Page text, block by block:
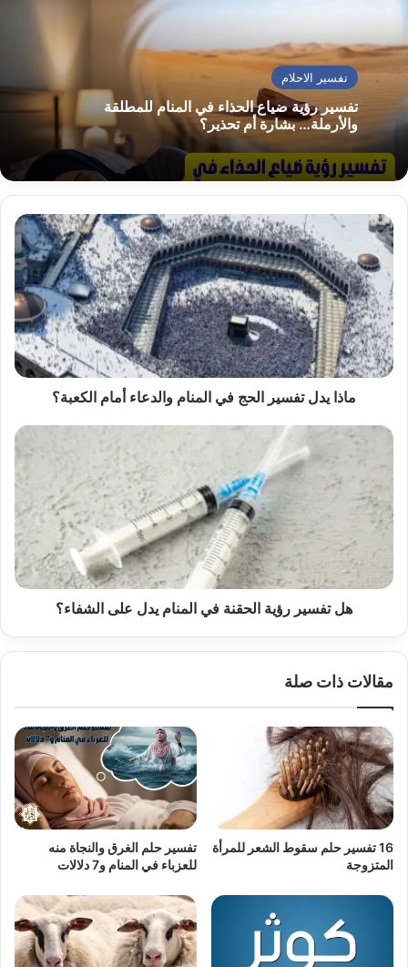
تفسير الاحلام
تفسير رؤية ضياع الحذاء في المنام للمطلقة
والأرملة… بشارة أم تحذير؟
ماذا
يدل
تفسير
الحج
في
المنام
والدعاء
أمام
الكعبة؟
ماذا يدل تفسير الحج في المنام والدعاء أمام الكعبة؟
هل
رؤية
الحقنة
في
المنام
يدل
الشفاء؟
هل تفسير رؤية الحقنة في المنام يدل على الشفاء؟
مقالات ذات صلة
16 تفسير حلم سقوط الشعر للمرأة
المتزوجة
تفسير حلم الغرق والنجاة منه
للعزباء في المنام و7 دلالات